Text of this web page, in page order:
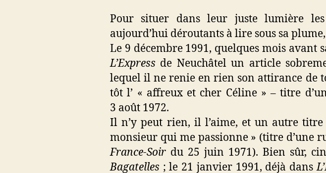
Pour situer dans leur juste lumière
aujourd’hui déroutants à lire sous sa
Le 9 décembre 1991, quelques mois
L’Express de Neuchâtel un article
lequel il ne renie en rien son attirance de
tôt l’ « affreux et cher Céline » – titre
3 août 1972.
Il n’y peut rien, il l’aime, et un autre
monsieur qui me passionne » (titre d’une
France-Soir du 25 juin 1971). Bien sûr,
Bagatelles ; le 21 janvier 1991, déjà dans